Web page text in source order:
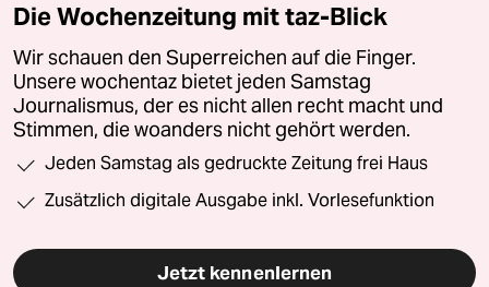
Die Wochenzeitung mit taz-Blick
Wir schauen den Superreichen auf die Finger.
Unsere wochentaz bietet jeden Samstag
Journalismus, der es nicht allen recht macht und
Stimmen, die woanders nicht gehört werden.
Jeden Samstag als gedruckte Zeitung frei Haus
Zusätzlich digitale Ausgabe inkl. Vorlesefunktion
Jetzt kennenlernen